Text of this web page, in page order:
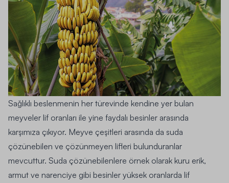
Sağlıklı beslenmenin her türevinde kendine yer bulan
meyveler lif oranları ile yine faydalı besinler arasında
karşımıza çıkıyor. Meyve çeşitleri arasında da suda
çözünebilen ve çözünmeyen lifleri bulunduranlar
mevcuttur. Suda çözünebilenlere örnek olarak kuru erik,
armut ve narenciye gibi besinler yüksek oranlarda lif